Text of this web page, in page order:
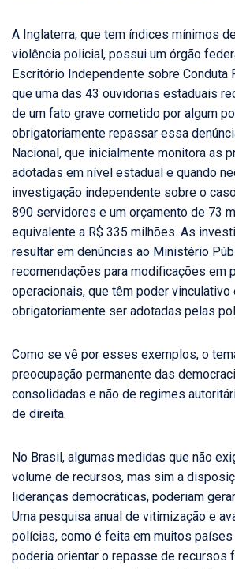
A Inglaterra, que tem índices mínimos
violência policial, possui um órgão
Escritório Independente sobre Conduta
que uma das 43 ouvidorias estaduais
de um fato grave cometido por algum
obrigatoriamente repassar essa
Nacional, que inicialmente monitora as
adotadas em nível estadual e quando
investigação independente sobre o
890 servidores e um orçamento de 73
equivalente a R$ 335 milhões. As
resultar em denúncias ao Ministério
recomendações para modificações em
operacionais, que têm poder vinculativo
obrigatoriamente ser adotadas pelas
Como se vê por esses exemplos, o
preocupação permanente das
consolidadas e não de regimes
de direita.
No Brasil, algumas medidas que não
volume de recursos, mas sim a
lideranças democráticas, poderiam
Uma pesquisa anual de vitimização e
polícias, como é feita em muitos
poderia orientar o repasse de recursos